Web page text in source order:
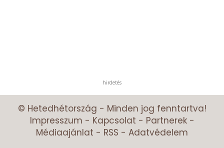
hirdetés
© Hetedhétország - Minden jog fenntartva!
Impresszum - Kapcsolat - Partnerek-
Médiaajánlat - RSS - Adatvédelem